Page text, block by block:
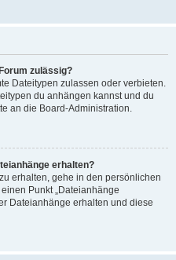
zulässig?
Dateitypen zulassen oder verbieten.
du anhängen kannst und du
an die Board-Administration.
erhalten?
erhalten, gehe in den persönlichen
Punkt „Dateianhänge
Dateianhänge erhalten und diese